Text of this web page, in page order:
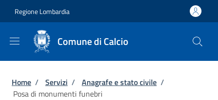
Regione Lombardia
Comune di Calcio
Briciole di pane
Home / Servizi / Anagrafe e stato civile /
Posa di monumenti funebri